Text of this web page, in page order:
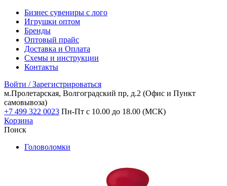
Бизнес сувениры с лого
Игрушки оптом
Бренды
Оптовый прайс
Доставка и Оплата
Схемы и инструкции
Контакты
Войти / Зарегистрироваться
м.Пролетарская, Волгоградский пр, д.2 (Офис и Пункт
самовывоза)
+7 499 322 0023 Пн-Пт с 10.00 до 18.00 (МСК)
Корзина
Поиск
Головоломки